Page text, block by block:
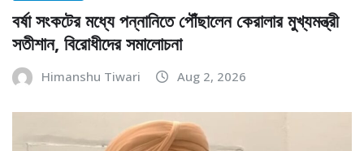
বর্ষা সংকটের মধ্যে পন্নানিতে পৌঁছালেন কেরালার মুখ্যমন্ত্রী
সতীশান, বিরোধীদের সমালোচনা
Himanshu Tiwari Aug 2, 2026